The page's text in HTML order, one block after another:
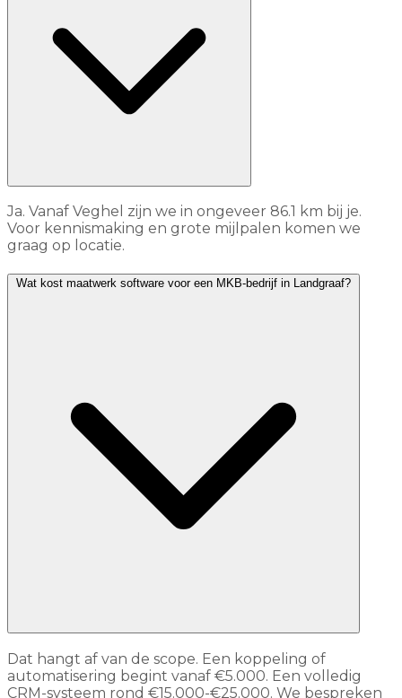
Ja. Vanaf Veghel zijn we in ongeveer 86.1 km bij je.
Voor kennismaking en grote mijlpalen komen we
graag op locatie.
Wat kost maatwerk software voor een MKB-bedrijf in Landgraaf?
Dat hangt af van de scope. Een koppeling of
automatisering begint vanaf €5.000. Een volledig
CRM-systeem rond €15.000-€25.000. We bespreken